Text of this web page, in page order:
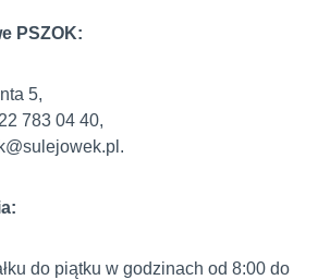
PSZOK:
5,
783 04 40,
do piątku w godzinach od 8:00 do